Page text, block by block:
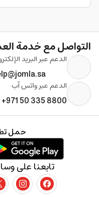
التواصل مع خدمة
الدعم عبر البريد
الدعم عبر واتس آب
+971 50 335 8800
تابعنا على
حمل